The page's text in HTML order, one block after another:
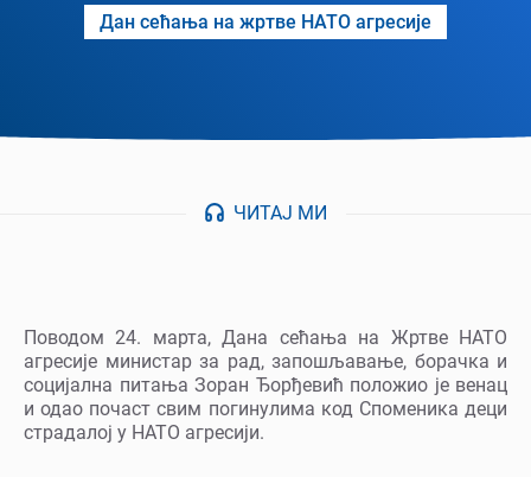
Дан сећања на жртве НАТО aгресије
ЧИТАЈ МИ
Поводом 24. марта, Дана сећања на Жртве НАТО
агресије министар за рад, запошљавање, борачка и
социјална питања Зоран Ђорђевић положио је венац
и одао почаст свим погинулима код Споменика деци
страдалој у НАТО агресији.